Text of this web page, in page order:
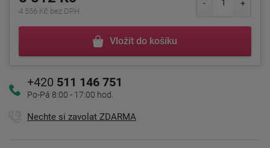
4 556 Kč bez DPH
Vložit do košíku
+420 511 146 751
Po-Pá 8:00 - 17:00 hod.
Nechte si zavolat ZDARMA